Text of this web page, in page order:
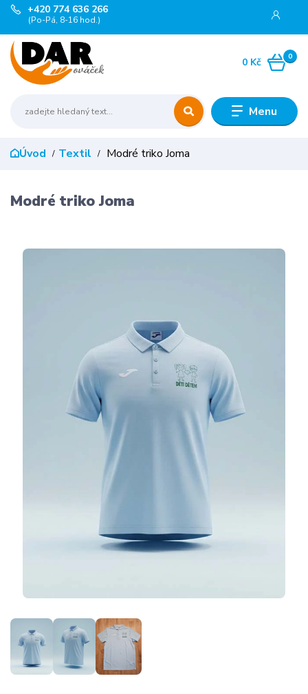
Menu
+420 774 636 266
(Po-Pá, 8-16 hod.)
0
0 Kč
Úvod Textil Modré triko Joma
Modré triko Joma